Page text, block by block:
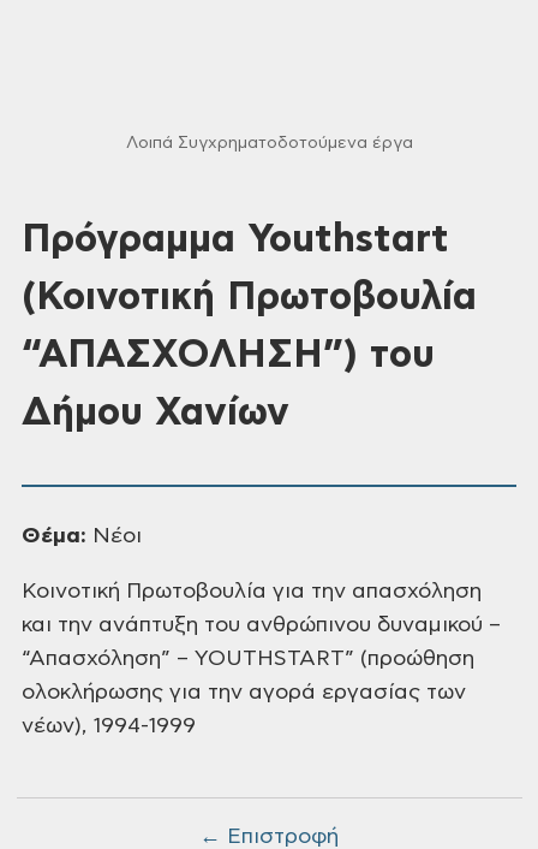
← Επιστροφή
Λοιπά Συγχρηματοδοτούμενα έργα
Πρόγραμμα Youthstart
(Κοινοτική Πρωτοβουλία
“ΑΠΑΣΧΟΛΗΣΗ”) του
Δήμου Χανίων
Θέμα: Νέοι
Κοινοτική Πρωτοβουλία για την απασχόληση
και την ανάπτυξη του ανθρώπινου δυναμικού –
“Απασχόληση” – YOUTHSTART” (προώθηση
ολοκλήρωσης για την αγορά εργασίας των
νέων), 1994-1999